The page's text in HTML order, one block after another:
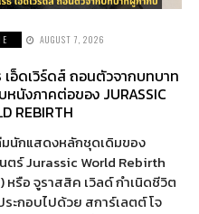
AUGUST 7, 2026
เอ็ดเวิร์ดส์ ถอนตัวจากบทบาท
หนังภาคต่อของ JURASSIC
REBIRTH
มนักแสดงหลักชุดเดิมของ
ตร์ Jurassic World Rebirth
หรือ จูราสสิค เวิลด์ กำเนิดชีวิต
ระกอบไปด้วย สการ์เลตต์ โจ